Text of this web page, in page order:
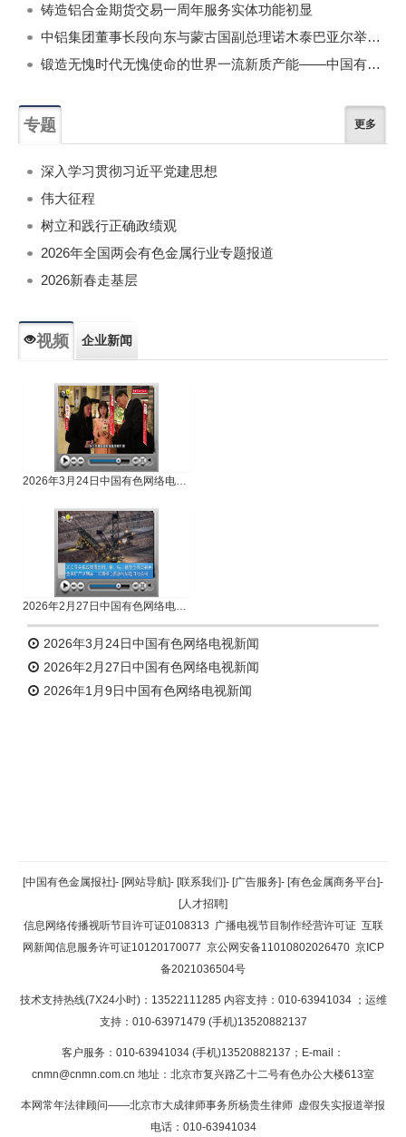
铸造铝合金期货交易一周年服务实体功能初显
中铝集团董事长段向东与蒙古国副总理诺木泰巴亚尔举行会谈
锻造无愧时代无愧使命的世界一流新质产能——中国有色金属工业的战略应对与破局之道（二）
专题 更多
深入学习贯彻习近平党建思想
伟大征程
树立和践行正确政绩观
2026年全国两会有色金属行业专题报道
2026新春走基层
视频 企业新闻
2026年3月24日中国有色网络电视新闻
2026年2月27日中国有色网络电视新闻
2026年3月24日中国有色网络电视新闻
2026年2月27日中国有色网络电视新闻
2026年1月9日中国有色网络电视新闻
返回顶部
返回首页
[中国有色金属报社]- [网站导航]- [联系我们]- [广告服务]- [有色金属商务平台]-
[人才招聘]
信息网络传播视听节目许可证0108313 广播电视节目制作经营许可证 互联
网新闻信息服务许可证10120170077 京公网安备11010802026470 京ICP
备2021036504号
技术支持热线(7X24小时)：13522111285 内容支持：010-63941034 ；运维
支持：010-63971479 (手机)13520882137
客户服务：010-63941034 (手机)13520882137；E-mail：
cnmn@cnmn.com.cn 地址：北京市复兴路乙十二号有色办公大楼613室
本网常年法律顾问——北京市大成律师事务所杨贵生律师 虚假失实报道举报
电话：010-63941034